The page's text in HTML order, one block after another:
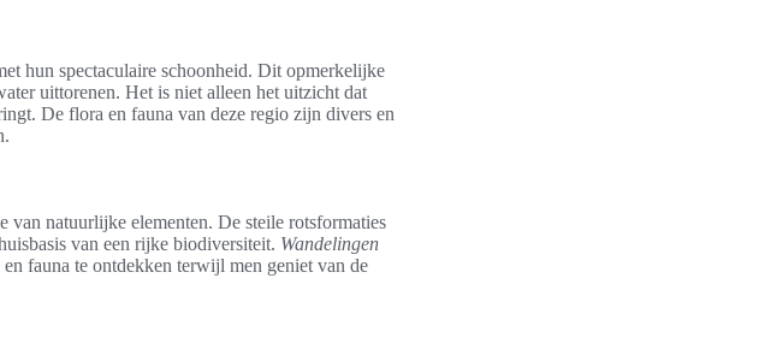
hun spectaculaire schoonheid. Dit opmerkelijke
uittorenen. Het is niet alleen het uitzicht dat
De flora en fauna van deze regio zijn divers en
natuurlijke elementen. De steile rotsformaties
van een rijke biodiversiteit. Wandelingen
fauna te ontdekken terwijl men geniet van de